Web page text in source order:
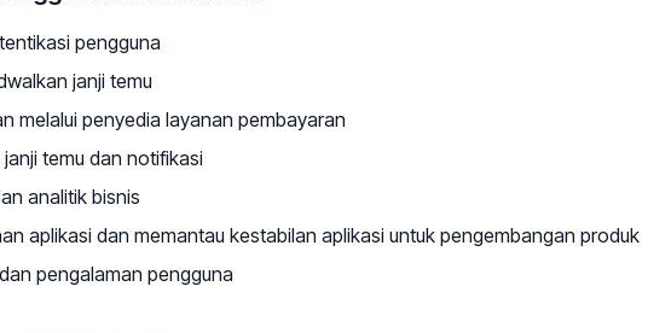
pengguna
janji temu
melalui penyedia layanan pembayaran
temu dan notifikasi
analitik bisnis
aplikasi dan memantau kestabilan aplikasi untuk pengembangan produk
pengalaman pengguna